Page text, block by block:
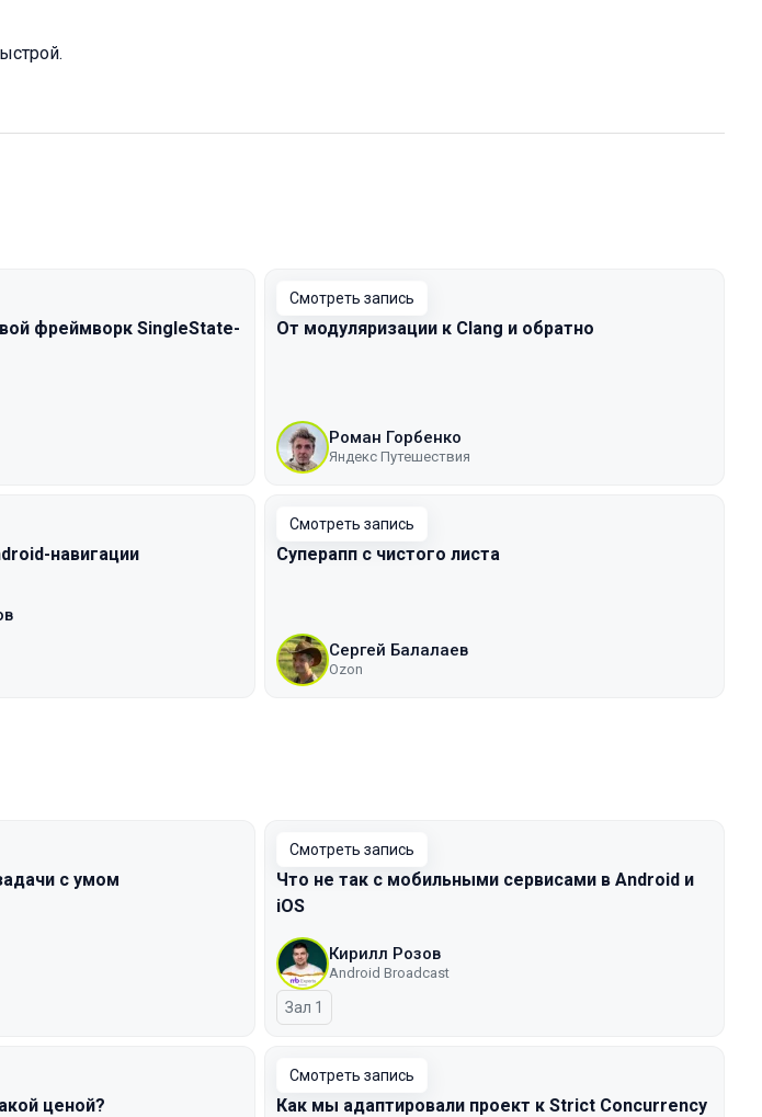
фреймворк SingleState-
Смотреть запись
От модуляризации к Clang и обратно
Роман Горбенко
Яндекс Путешествия
навигации
Смотреть запись
Суперапп с чистого листа
Сергей Балалаев
Ozon
с умом
Смотреть запись
Что не так с мобильными сервисами в Android и
iOS
Кирилл Розов
Android Broadcast
Зал 1
ценой?
Смотреть запись
Как мы адаптировали проект к Strict Concurrency